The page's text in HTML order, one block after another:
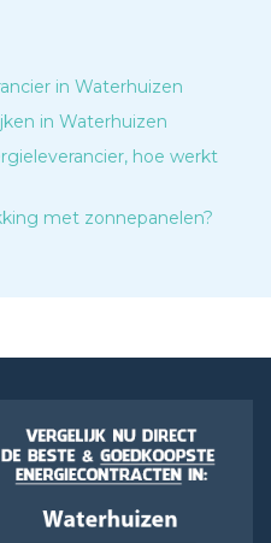
in Waterhuizen
in Waterhuizen
hoe werkt
met zonnepanelen?